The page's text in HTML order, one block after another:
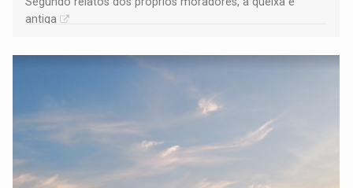
antiga